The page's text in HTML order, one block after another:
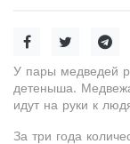
У пары медведей
детеныша.
идут на руки к
За три года